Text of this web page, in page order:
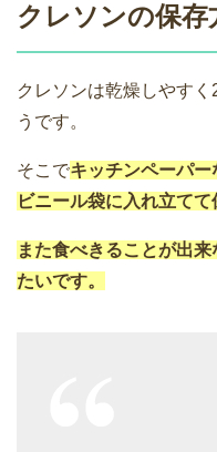
クレソンの保存
クレソンは乾燥しやす
うです。
そこでキッチンペーパー
ビニール袋に入れ立てて
また食べきることが出
たいです。